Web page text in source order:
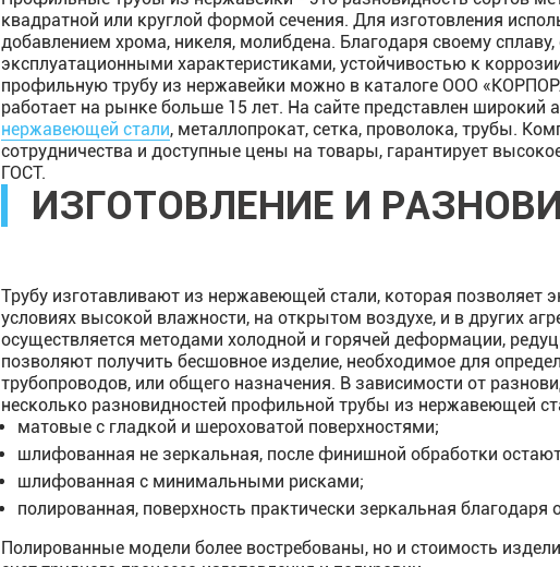
квадратной или круглой формой сечения. Для изготовления
добавлением хрома, никеля, молибдена. Благодаря своему
эксплуатационными характеристиками, устойчивостью к
профильную трубу из нержавейки можно в каталоге ООО
работает на рынке больше 15 лет. На сайте представлен широкий
нержавеющей стали, металлопрокат, сетка, проволока, трубы.
сотрудничества и доступные цены на товары, гарантирует
ГОСТ.
ИЗГОТОВЛЕНИЕ И
Трубу изготавливают из нержавеющей стали, которая позволяет
условиях высокой влажности, на открытом воздухе, и в других
осуществляется методами холодной и горячей деформации,
позволяют получить бесшовное изделие, необходимое для
трубопроводов, или общего назначения. В зависимости от
несколько разновидностей профильной трубы из нержавеющей
матовые с гладкой и шероховатой поверхностями;
шлифованная не зеркальная, после финишной обработки
шлифованная с минимальными рисками;
полированная, поверхность практически зеркальная
Полированные модели более востребованы, но и стоимость